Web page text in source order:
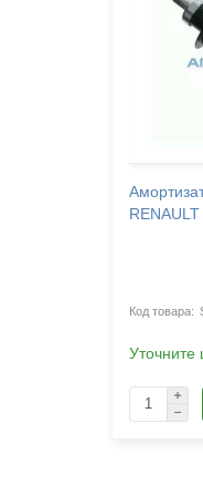
Уточните